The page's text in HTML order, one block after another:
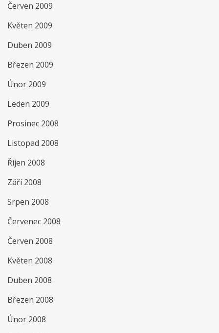
Červen 2009
Květen 2009
Duben 2009
Březen 2009
Únor 2009
Leden 2009
Prosinec 2008
Listopad 2008
Říjen 2008
Září 2008
Srpen 2008
Červenec 2008
Červen 2008
Květen 2008
Duben 2008
Březen 2008
Únor 2008